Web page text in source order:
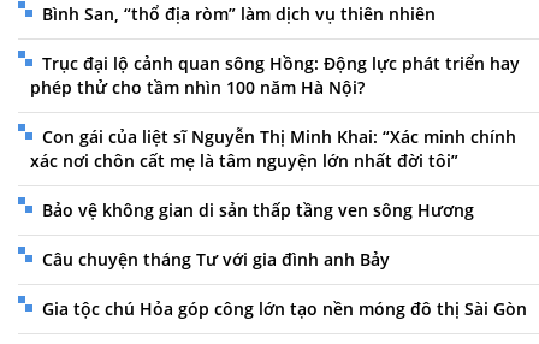
Bình San, “thổ địa ròm” làm dịch vụ thiên nhiên
Trục đại lộ cảnh quan sông Hồng: Động lực phát triển hay
phép thử cho tầm nhìn 100 năm Hà Nội?
Con gái của liệt sĩ Nguyễn Thị Minh Khai: “Xác minh chính
xác nơi chôn cất mẹ là tâm nguyện lớn nhất đời tôi”
Bảo vệ không gian di sản thấp tầng ven sông Hương
Câu chuyện tháng Tư với gia đình anh Bảy
Gia tộc chú Hỏa góp công lớn tạo nền móng đô thị Sài Gòn